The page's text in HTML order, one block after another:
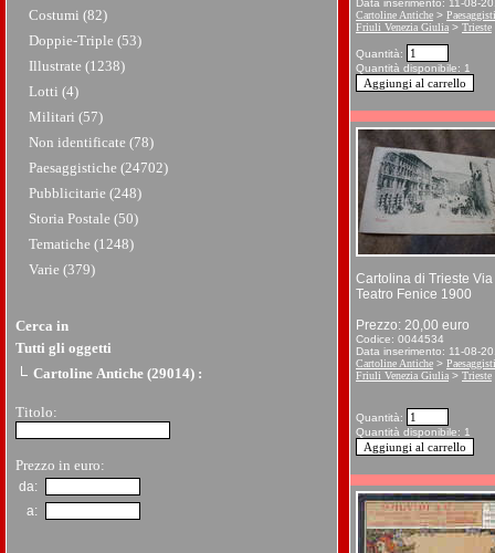
Costumi (82)
Doppie-Triple (53)
Illustrate (1238)
Lotti (4)
Militari (57)
Non identificate (78)
Paesaggistiche (24702)
Pubblicitarie (248)
Storia Postale (50)
Tematiche (1248)
Varie (379)
Cerca in
Tutti gli oggetti
Cartoline Antiche (29014) :
Titolo:
Prezzo in euro:
da:
a:
Data inserimento: 11-08-
Cartoline Antiche >
Friuli Venezia Giulia > Trieste
Quantità:
Quantità disponibile: 1
Cartolina di Trieste
Teatro Fenice 1900
Prezzo: 20,00 euro
Codice: 0044534
Data inserimento: 11-08-
Cartoline Antiche >
Friuli Venezia Giulia > Trieste
Quantità:
Quantità disponibile: 1